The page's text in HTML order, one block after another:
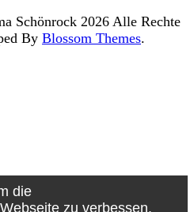
Schönrock 2026 Alle Rechte
By Blossom Themes.
die
zu verbessen.